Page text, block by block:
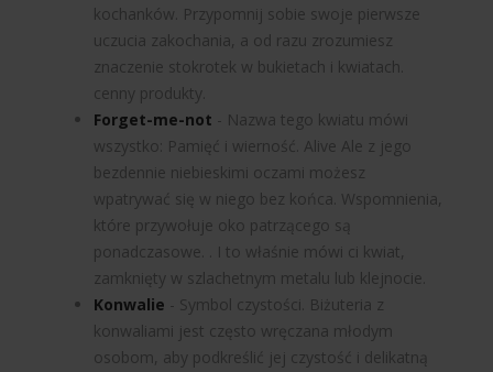
kochanków. Przypomnij sobie swoje pierwsze
uczucia zakochania, a od razu zrozumiesz
znaczenie stokrotek w bukietach i kwiatach.
cenny produkty.
Forget-me-not - Nazwa tego kwiatu mówi
wszystko: Pamięć i wierność. Alive Ale z jego
bezdennie niebieskimi oczami możesz
wpatrywać się w niego bez końca. Wspomnienia,
które przywołuje oko patrzącego są
ponadczasowe.
. I to właśnie mówi ci kwiat,
zamknięty w szlachetnym metalu lub klejnocie.
Konwalie - Symbol czystości. Biżuteria z
konwaliami jest często wręczana młodym
osobom, aby podkreślić jej czystość i delikatną